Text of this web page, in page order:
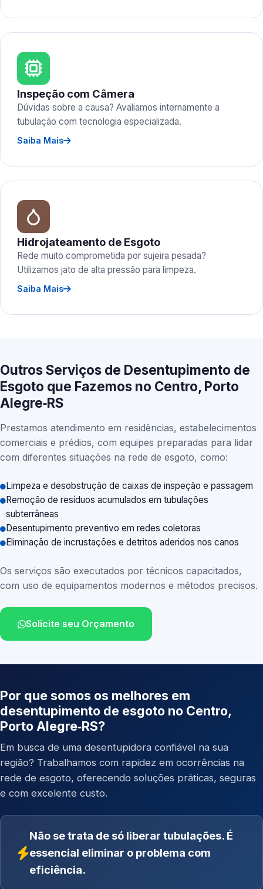
Inspeção com Câmera
Dúvidas sobre a causa? Avaliamos internamente a
tubulação com tecnologia especializada.
Saiba Mais
Hidrojateamento de Esgoto
Rede muito comprometida por sujeira pesada?
Utilizamos jato de alta pressão para limpeza.
Saiba Mais
Outros Serviços de Desentupimento de
Esgoto que Fazemos no Centro, Porto
Alegre‑RS
Prestamos atendimento em residências, estabelecimentos
comerciais e prédios, com equipes preparadas para lidar
com diferentes situações na rede de esgoto, como:
Limpeza e desobstrução de caixas de inspeção e passagem
Remoção de resíduos acumulados em tubulações
subterrâneas
Desentupimento preventivo em redes coletoras
Eliminação de incrustações e detritos aderidos nos canos
Os serviços são executados por técnicos capacitados,
com uso de equipamentos modernos e métodos precisos.
Solicite seu Orçamento
Por que somos os melhores em
desentupimento de esgoto no Centro,
Porto Alegre‑RS?
Em busca de uma desentupidora confiável na sua
região? Trabalhamos com rapidez em ocorrências na
rede de esgoto, oferecendo soluções práticas, seguras
e com excelente custo.
Não se trata de só liberar tubulações. É
essencial eliminar o problema com
eficiência.